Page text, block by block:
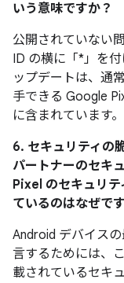
いう意味ですか？
公開されていない
ID の横に「*」を
ップデートは、通常
手できる Google
に含まれています。
6. セキュリティの
パートナーのセキ
Pixel のセキュリ
ているのはなぜで
Android デバイス
言するためには、
載されているセキ